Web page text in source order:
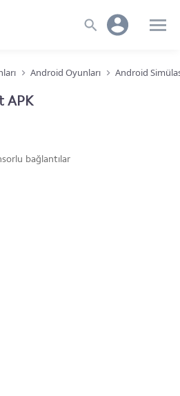
Android Oyunları Android
APK
bağlantılar